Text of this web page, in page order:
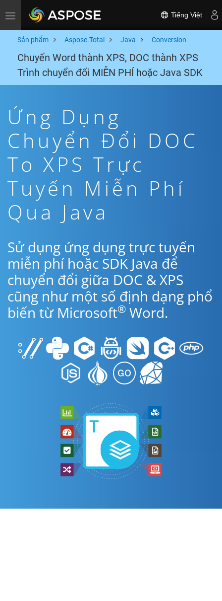
Toggle navigation Tiếng Việt
Sản phẩm Aspose.Total Java Conversion
Chuyển Word thành XPS, DOC thành XPS
Trình chuyển đổi MIỄN PHÍ hoặc Java SDK
Ứng Dụng
Chuyển Đổi DOC
To XPS Trực
Tuyến Miễn Phí
Qua Java
Sử dụng ứng dụng trực tuyến
miễn phí hoặc SDK Java để
chuyển đổi giữa DOC & XPS
cũng như một số định dạng phổ
biến từ Microsoft® Word.